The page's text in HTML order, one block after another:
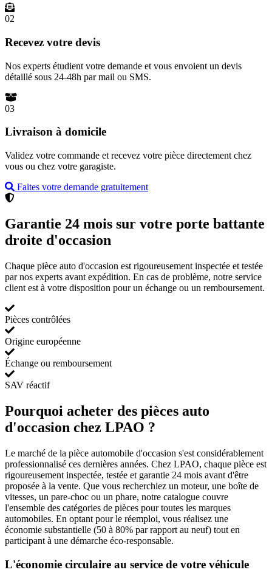
02
Recevez votre devis
Nos experts étudient votre demande et vous envoient un devis
détaillé sous 24-48h par mail ou SMS.
03
Livraison à domicile
Validez votre commande et recevez votre pièce directement chez
vous ou chez votre garagiste.
Faites votre demande gratuitement
Garantie 24 mois sur votre porte battante
droite d'occasion
Chaque pièce auto d'occasion est rigoureusement inspectée et testée
par nos experts avant expédition. En cas de problème, notre service
client est à votre disposition pour un échange ou un remboursement.
Pièces contrôlées
Origine européenne
Échange ou remboursement
SAV réactif
Pourquoi acheter des pièces auto
d'occasion chez LPAO ?
Le marché de la pièce automobile d'occasion s'est considérablement
professionnalisé ces dernières années. Chez LPAO, chaque pièce est
rigoureusement inspectée, testée et garantie 24 mois avant d'être
proposée à la vente. Que vous recherchiez un moteur, une boîte de
vitesses, un pare-choc ou un phare, notre catalogue couvre
l'ensemble des catégories de pièces pour toutes les marques
automobiles. En optant pour le réemploi, vous réalisez une
économie substantielle (50 à 80% par rapport au neuf) tout en
participant à une démarche éco-responsable.
L'économie circulaire au service de votre véhicule